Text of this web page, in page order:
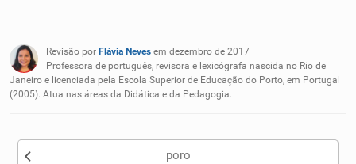
Dicionário
Nenhum dos sinônimos apresentados me ajudou
Outro
Revisão por Flávia Neves em dezembro de 2017
Professora de português, revisora e lexicógrafa nascida no Rio de
Janeiro e licenciada pela Escola Superior de Educação do Porto, em Portugal
(2005). Atua nas áreas da Didática e da Pedagogia.
poro